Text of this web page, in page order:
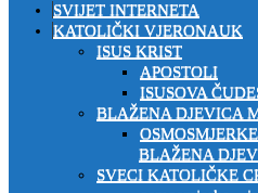
SVIJET INTERNETA
KATOLIČKI VJERONAUK
ISUS KRIST
APOSTOLI
ISUSOVA
BLAŽENA DJEVICA
BLAŽENA
SVECI KATOLIČKE